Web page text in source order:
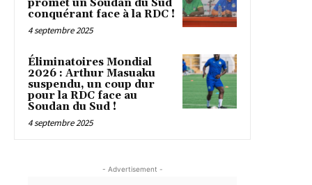
promet un Soudan du Sud
conquérant face à la RDC !
4 septembre 2025
Éliminatoires Mondial
2026 : Arthur Masuaku
suspendu, un coup dur
pour la RDC face au
Soudan du Sud !
4 septembre 2025
- Advertisement -